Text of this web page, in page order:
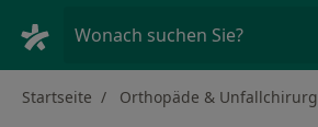
Wonach suchen Sie?
Startseite Orthopäde & Unfallchirurg